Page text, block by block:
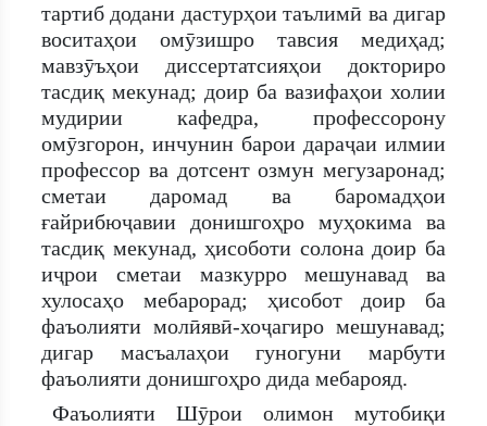
тартиб додани дастурҳои таълимӣ ва дигар
воситаҳои омӯзишро тавсия медиҳад;
мавзӯъҳои диссертатсияҳои докториро
тасдиқ мекунад; доир ба вазифаҳои холии
мудирии кафедра, профессорону
омӯзгорон, инчунин барои дараҷаи илмии
профессор ва дотсент озмун мегузаронад;
сметаи даромад ва баромадҳои
ғайрибюҷавии донишгоҳро муҳокима ва
тасдиқ мекунад, ҳисоботи солона доир ба
иҷрои сметаи мазкурро мешунавад ва
хулосаҳо мебарорад; ҳисобот доир ба
фаъолияти молӣявӣ-хоҷагиро мешунавад;
дигар масъалаҳои гуногуни марбути
фаъолияти донишгоҳро дида мебарояд.
Фаъолияти Шӯрои олимон мутобиқи